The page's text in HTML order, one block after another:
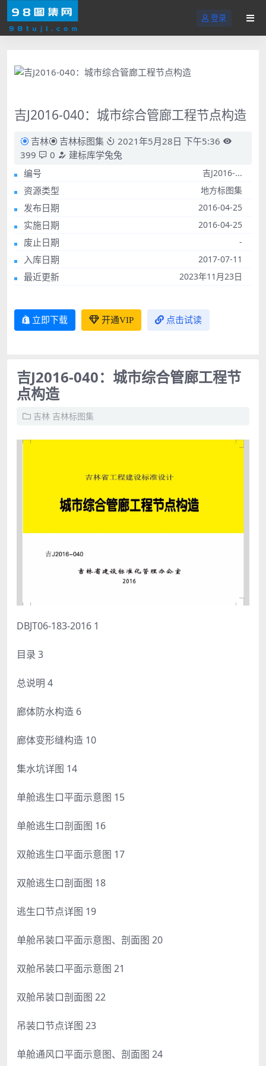
登录
吉J2016-040：城市综合管廊工程节点构造
吉林 吉林标图集
2021年5月28日 下午5:36
399
0
建标库学兔兔
编号
吉J2016-...
资源类型 地方标图集
发布日期 2016-04-25
实施日期 2016-04-25
废止日期 -
入库日期 2017-07-11
最近更新 2023年11月23日
立即下载 开通VIP 点击试读
吉J2016-040：城市综合管廊工程节
点构造
吉林 吉林标图集
DBJT06-183-2016 1
目录 3
总说明 4
廊体防水构造 6
廊体变形缝构造 10
集水坑详图 14
单舱逃生口平面示意图 15
单舱逃生口剖面图 16
双舱逃生口平面示意图 17
双舱逃生口剖面图 18
逃生口节点详图 19
单舱吊装口平面示意图、剖面图 20
双舱吊装口平面示意图 21
双舱吊装口剖面图 22
吊装口节点详图 23
单舱通风口平面示意图、剖面图 24